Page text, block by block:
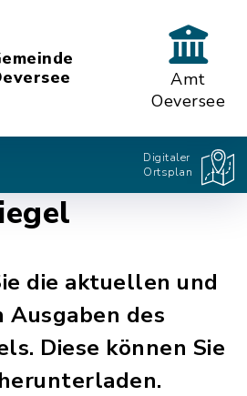
Amt
Oeversee
Digitaler
Ortsplan
die aktuellen und
Ausgaben des
Diese können Sie